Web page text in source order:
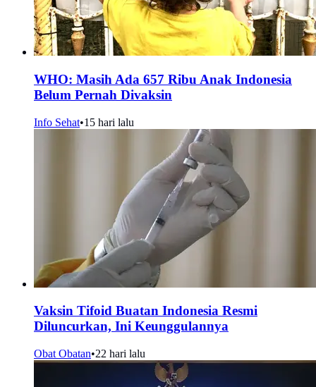
WHO: Masih Ada 657 Ribu Anak Indonesia
Belum Pernah Divaksin
Info Sehat•15 hari lalu
Vaksin Tifoid Buatan Indonesia Resmi
Diluncurkan, Ini Keunggulannya
Obat Obatan•22 hari lalu